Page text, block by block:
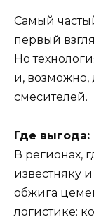
Самый
первый
Но
и, возможно,
смесителей.
Где выгода:
В регионах,
известняку
обжига
логистике: